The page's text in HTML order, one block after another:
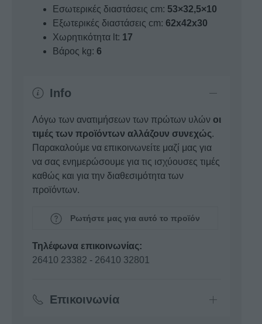
Εσωτερικές διαστάσεις cm: 53×32,5×10
Εξωτερικές διαστάσεις cm: 62x42x30
Χωρητικότητα lt: 17
Βάρος kg: 6
Info
Λόγω των ανατιμήσεων των πρώτων υλών οι
τιμές των προϊόντων αλλάζουν συνεχώς.
Παρακαλούμε να επικοινωνείτε μαζί μας για
να σας ενημερώσουμε για τις ισχύουσες τιμές
καθώς και για την διαθεσιμότητα των
προϊόντων.
Ρωτήστε μας για αυτό το προϊόν
Τηλέφωνα επικοινωνίας:
26410 23382 - 26410 32801
Επικοινωνία